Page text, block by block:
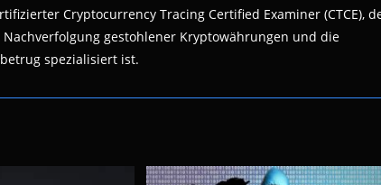
Cryptocurrency Tracing Certified Examiner (CTCE),
gestohlener Kryptowährungen und die
spezialisiert ist.